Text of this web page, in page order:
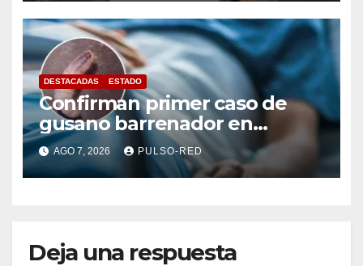
DESTACADAS ESTADO
Confirman primer caso de
gusano barrenador en
humano en Tlaxcala
AGO 7, 2026 PULSO-RED
Deja una respuesta